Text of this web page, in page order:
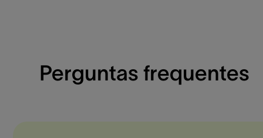
Perguntas frequentes